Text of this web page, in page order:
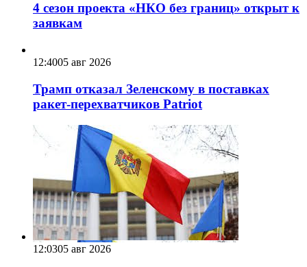
4 сезон проекта «НКО без границ» открыт к
заявкам
12:4005 авг 2026
Трамп отказал Зеленскому в поставках
ракет-перехватчиков Patriot
12:0305 авг 2026